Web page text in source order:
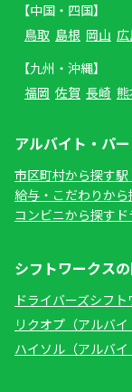
【中国・四国】
鳥取 島根 岡山
【九州・沖縄】
福岡 佐賀 長崎 熊
アルバイト・パ
市区町村から探す駅
給与・こだわりから
コンビニから探す
シフトワークス
ドライバーズシフ
リクオプ（アルバイ
ハイソル（アルバイ